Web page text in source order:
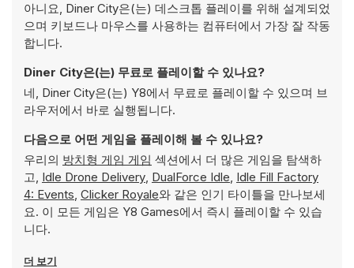
아니요, Diner City은(는) 데스크톱 플레이를 위해 설계되었
으며 키보드나 마우스를 사용하는 컴퓨터에서 가장 잘 작동
합니다.
Diner City은(는) 무료로 플레이할 수 있나요?
네, Diner City은(는) Y8에서 무료로 플레이할 수 있으며 브
라우저에서 바로 실행됩니다.
다음으로 어떤 게임을 플레이해 볼 수 있나요?
우리의 방치형 게임 게임 섹션에서 더 많은 게임을 탐색하
고, Idle Drone Delivery, DualForce Idle, Idle Fill Factory
4: Events, Clicker Royale와 같은 인기 타이틀을 만나보세
요. 이 모든 게임은 Y8 Games에서 즉시 플레이할 수 있습
니다.
더 보기